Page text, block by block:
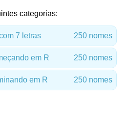
categorias:
7 letras 250 nomes
em R 250 nomes
em R 250 nomes